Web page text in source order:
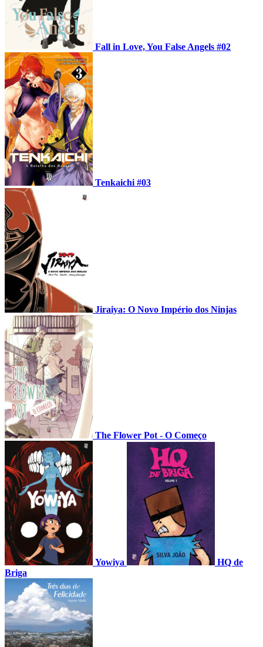
Fall in Love, You False Angels #02
Tenkaichi #03
Jiraiya: O Novo Império dos Ninjas
The Flower Pot - O Começo
Yowiya
HQ de
Briga